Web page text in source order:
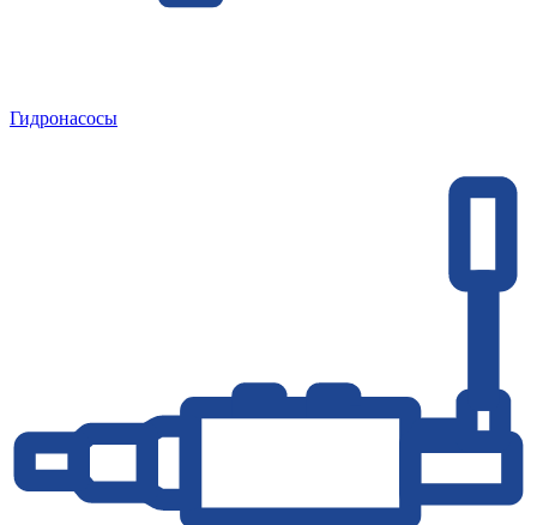
Гидронасосы